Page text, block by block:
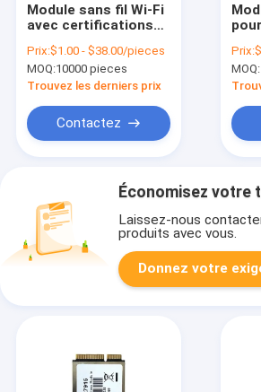
Module sans fil Wi-Fi
avec certifications
fréquences
Prix:$1.00 - $38.00/pieces
MOQ:10000 pieces
Trouvez les derniers prix
Contactez
pour
de
Prix:
MOQ:
Économisez votre
Laissez-nous
produits avec vous.
Donnez votre